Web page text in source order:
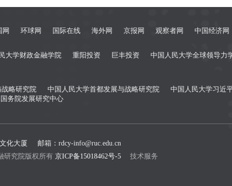
网 环球网 国际在线 海外网 京报网 观察者网 中国经济网
大学财政金融学院 重阳投资 巨丰投资 中国人民大学全球领导力
略研究院 中国人民大学首都发展与战略研究院 中国人民大学习近
国务院发展研究中心
化大厦
邮箱：rdcy-info@ruc.edu.cn
研究院版权所有 京ICP备15018462号-5
技术服务